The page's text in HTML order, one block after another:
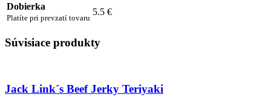
Dobierka
Platíte pri prevzatí tovaru
5.5 €
Súvisiace produkty
Jack Link´s Beef Jerky Teriyaki